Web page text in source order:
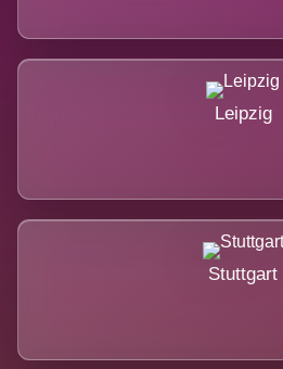
Leipzig
Stuttgart